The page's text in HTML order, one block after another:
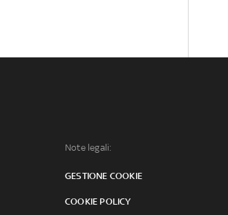
Note legali:
GESTIONE COOKIE
COOKIE POLICY